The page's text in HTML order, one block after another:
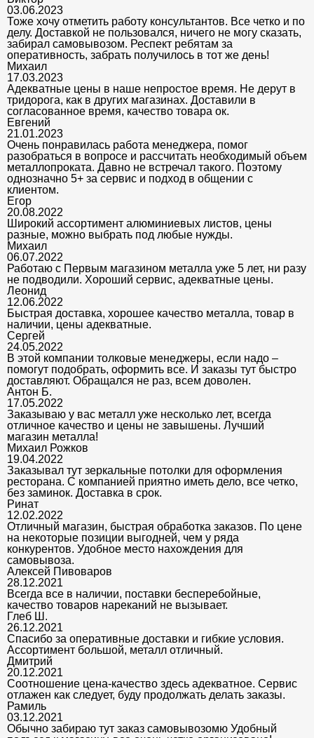
03.06.2023
Тоже хочу отметить работу консультантов. Все четко и по
делу. Доставкой не пользовался, ничего не могу сказать,
забирал самовывозом. Респект ребятам за
оперативность, забрать получилось в тот же день!
Михаил
17.03.2023
Адекватные цены в наше непростое время. Не дерут в
тридорога, как в других магазинах. Доставили в
согласованное время, качество товара ок.
Евгений
21.01.2023
Очень понравилась работа менеджера, помог
разобраться в вопросе и рассчитать необходимый объем
металлопроката. Давно не встречал такого. Поэтому
однозначно 5+ за сервис и подход в общении с
клиентом.
Егор
20.08.2022
Широкий ассортимент алюминиевых листов, цены
разные, можно выбрать под любые нужды.
Михаил
06.07.2022
Работаю с Первым магазином металла уже 5 лет, ни разу
не подводили. Хороший сервис, адекватные цены.
Леонид
12.06.2022
Быстрая доставка, хорошее качество металла, товар в
наличии, цены адекватные.
Сергей
24.05.2022
В этой компании толковые менеджеры, если надо –
помогут подобрать, оформить все. И заказы тут быстро
доставляют. Обращался не раз, всем доволен.
Антон Б.
17.05.2022
Заказываю у вас металл уже несколько лет, всегда
отличное качество и цены не завышены. Лучший
магазин металла!
Михаил Рожков
19.04.2022
Заказывал тут зеркальные потолки для оформления
ресторана. С компанией приятно иметь дело, все четко,
без заминок. Доставка в срок.
Ринат
12.02.2022
Отличный магазин, быстрая обработка заказов. По цене
на некоторые позиции выгодней, чем у ряда
конкурентов. Удобное место нахождения для
самовывоза.
Алексей Пивоваров
28.12.2021
Всегда все в наличии, поставки бесперебойные,
качество товаров нареканий не вызывает.
Глеб Ш.
26.12.2021
Спасибо за оперативные доставки и гибкие условия.
Ассортимент большой, металл отличный.
Дмитрий
20.12.2021
Соотношение цена-качество здесь адекватное. Сервис
отлажен как следует, буду продолжать делать заказы.
Рамиль
03.12.2021
Обычно забираю тут заказ самовывозомю Удобный